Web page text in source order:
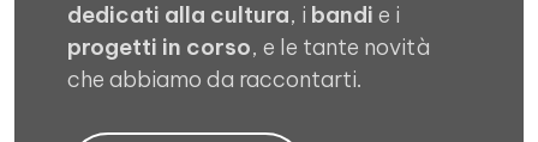
dedicati alla cultura, i bandi e i
progetti in corso, e le tante novità
che abbiamo da raccontarti.